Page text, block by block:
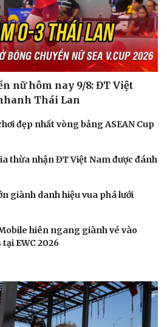
nữ hôm nay 9/8: ĐT Việt
Thái Lan
đẹp nhất vòng bảng ASEAN Cup
thừa nhận ĐT Việt Nam được đánh
giành danh hiệu vua phá lưới
hiên ngang giành vé vào
EWC 2026